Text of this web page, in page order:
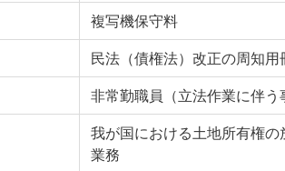
複写機保守料
民法（債権法）改正の周知
非常勤職員（立法作業に伴う
我が国における土地所有権
業務